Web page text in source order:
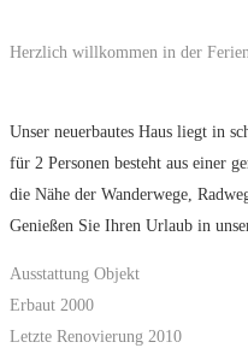
Herzlich willkommen in der
Unser neuerbautes Haus liegt in
für 2 Personen besteht aus einer
die Nähe der Wanderwege,
Genießen Sie Ihren Urlaub in
Ausstattung Objekt
Erbaut 2000
Letzte Renovierung 2010